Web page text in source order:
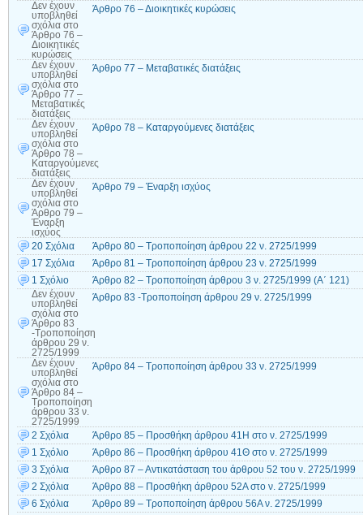
Δεν έχουν
υποβληθεί
σχόλια στο
Άρθρο 76 –
Διοικητικές
κυρώσεις
Άρθρο 76 – Διοικητικές κυρώσεις
Δεν έχουν
υποβληθεί
σχόλια στο
Άρθρο 77 –
Μεταβατικές
διατάξεις
Άρθρο 77 – Μεταβατικές διατάξεις
Δεν έχουν
υποβληθεί
σχόλια στο
Άρθρο 78 –
Καταργούμενες
διατάξεις
Άρθρο 78 – Καταργούμενες διατάξεις
Δεν έχουν
υποβληθεί
σχόλια στο
Άρθρο 79 –
Έναρξη
ισχύος
Άρθρο 79 – Έναρξη ισχύος
20 Σχόλια
Άρθρο 80 – Τροποποίηση άρθρου 22 ν. 2725/1999
17 Σχόλια
Άρθρο 81 – Τροποποίηση άρθρου 23 ν. 2725/1999
1 Σχόλιο
Άρθρο 82 – Τροποποίηση άρθρου 3 ν. 2725/1999 (Α΄ 121)
Δεν έχουν
υποβληθεί
σχόλια στο
Άρθρο 83
-Τροποποίηση
άρθρου 29 ν.
2725/1999
Άρθρο 83 -Τροποποίηση άρθρου 29 ν. 2725/1999
Δεν έχουν
υποβληθεί
σχόλια στο
Άρθρο 84 –
Τροποποίηση
άρθρου 33 ν.
2725/1999
Άρθρο 84 – Τροποποίηση άρθρου 33 ν. 2725/1999
2 Σχόλια
Άρθρο 85 – Προσθήκη άρθρου 41Η στο ν. 2725/1999
1 Σχόλιο
Άρθρο 86 – Προσθήκη άρθρου 41Θ στο ν. 2725/1999
3 Σχόλια
Άρθρο 87 – Αντικατάσταση του άρθρου 52 του ν. 2725/1999
2 Σχόλια
Άρθρο 88 – Προσθήκη άρθρου 52Α στο ν. 2725/1999
6 Σχόλια
Άρθρο 89 – Τροποποίηση άρθρου 56Α ν. 2725/1999